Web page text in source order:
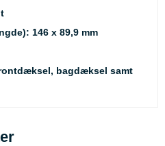
146 x 89,9 mm
bagdæksel samt